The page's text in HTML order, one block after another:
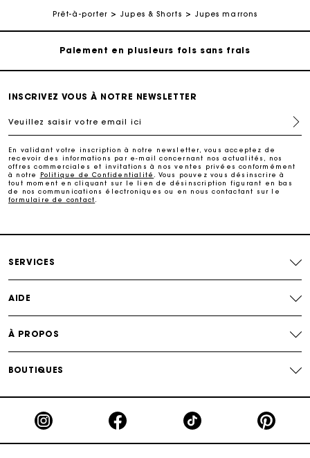
Prêt-à-porter Jupes & Shorts Jupes marrons
Livraison à domicile offerte sous 2 jours ouvrés
Paiement en plusieurs fois sans frais
Echanges & Retours offerts
Suivi de commande
Carte Cadeau Maje : la meilleure façon d'offrir le
cadeau parfait
Livraison à domicile offerte sous 2 jours ouvrés
Echanges & Retours offerts
Carte Cadeau Maje : la meilleure façon d'offrir le
INSCRIVEZ VOUS À NOTRE NEWSLETTER
Veuillez saisir votre email ici
En validant votre inscription à notre newsletter, vous acceptez de
recevoir des informations par e-mail concernant nos actualités, nos
offres commerciales et invitations à nos ventes privées conformément
à notre
Politique de Confidentialité
. Vous pouvez vous désinscrire à
tout moment en cliquant sur le lien de désinscription figurant en bas
de nos communications électroniques ou en nous contactant sur le
formulaire de contact
SERVICES
AIDE
À PROPOS
BOUTIQUES